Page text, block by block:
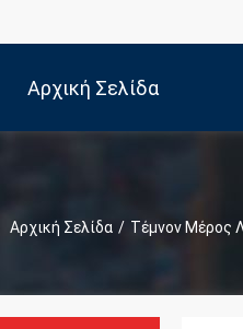
Αρχική Σελίδα
Αρχική Σελίδα / Τέμνον Μέρος